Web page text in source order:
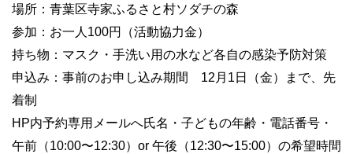
場所：青葉区寺家ふるさと村ソダチの森
参加：お一人100円（活動協力金）
持ち物：マスク・手洗い用の水など各自の感染予防対策
申込み：事前のお申し込み期間 12月1日（金）まで、先
着制
HP内予約専用メールへ氏名・子どもの年齢・電話番号・
午前（10:00〜12:30）or 午後（12:30〜15:00）の希望時間